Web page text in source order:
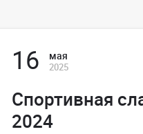
16 мая
2025
Спортивная
2024